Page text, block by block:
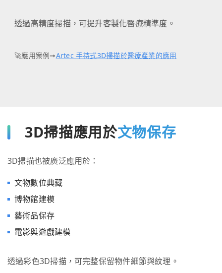
透過高精度掃描，可提升客製化醫療精準度。
🚀應用案例➞Artec 手持式3D掃描於醫療產業的應用
3D掃描應用於文物保存
3D掃描也被廣泛應用於：
文物數位典藏
博物館建模
藝術品保存
電影與遊戲建模
透過彩色3D掃描，可完整保留物件細節與紋理。